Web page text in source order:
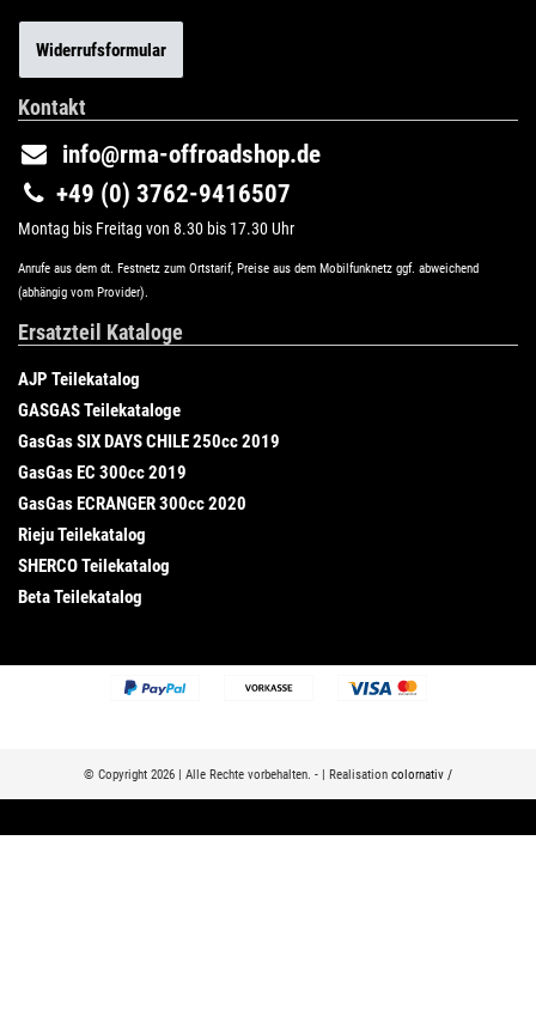
Widerrufsformular
Kontakt
info@rma-offroadshop.de
+49 (0) 3762-9416507
Montag bis Freitag von 8.30 bis 17.30 Uhr
Anrufe aus dem dt. Festnetz zum Ortstarif, Preise aus dem Mobilfunknetz ggf. abweichend
(abhängig vom Provider).
Ersatzteil Kataloge
AJP Teilekatalog
GASGAS Teilekataloge
GasGas SIX DAYS CHILE 250cc 2019
GasGas EC 300cc 2019
GasGas ECRANGER 300cc 2020
Rieju Teilekatalog
SHERCO Teilekatalog
Beta Teilekatalog
© Copyright 2026 | Alle Rechte vorbehalten. - | Realisation colornativ /